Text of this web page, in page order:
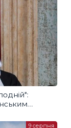
9 серпня